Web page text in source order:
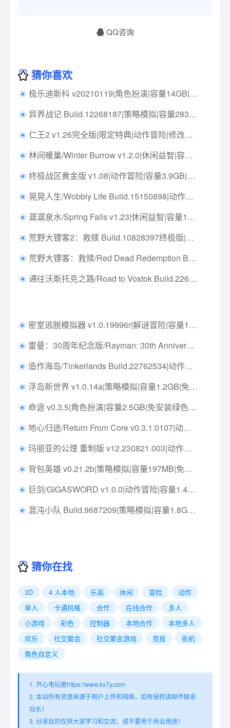
QQ咨询
猜你喜欢
极乐迪斯科 v20210119|角色扮演|容量14GB|中文免安装|支持键盘.鼠标
异界战记 Build.12268187|策略模拟|容量283MB|免安装绿色中文版|支持键盘.鼠标
仁王2 v1.26完全版|限定特典|动作冒险|修改器|容量76.6GB|中文免安装|支持键盘.鼠标.手柄
林间暖巢/Winter Burrow v1.2.0|休闲益智|容量1.6GB|免安装绿色中文版|支持键盘.鼠标.手柄
终极战区黄金版 v1.08|动作冒险|容量3.9GB|免安装绿色中文版|支持键盘.鼠标.手柄
晃晃人生/Wobbly Life Build.15150898|动作冒险|容量1.4GB|免安装绿色中文版|支持键盘.鼠标.手柄
潺潺泉水/Spring Falls v1.23|休闲益智|容量147MB|免安装绿色中文版|支持键盘.鼠标
荒野大镖客2：救赎 Build.10828397终极版|修改器|角色扮演|容量122.9GB|免安装绿色中文版|支持键盘.鼠标.手柄
荒野大镖客：救赎/Red Dead Redemption Build.16170925|动作冒险|容量9.6GB|免安装绿色中文版|支持键盘.鼠标.手柄
通往沃斯托克之路/Road to Vostok Build.22674175|射击动作|容量5.7GB|免安装绿色中文版|支持键盘.鼠标
密室逃脱模拟器 v1.0.19996r|解谜冒险|容量14.8GB|免安装绿色中文版|支持键盘.鼠标.手柄
雷曼：30周年纪念版/Rayman: 30th Anniversary Edition Build.21870098|动作冒险|容量3.7GB|免安装绿色中文版|支持键盘.鼠标.手柄
造作海岛/Tinkerlands Build.22762534|动作冒险|容量482MB|免安装绿色中文版|支持键盘.鼠标.手柄
浮岛新世界 v1.0.14a|策略模拟|容量1.2GB|免安装绿色中文版|支持键盘.鼠标
命途 v0.3.5|角色扮演|容量2.5GB|免安装绿色中文版|支持键盘.鼠标
地心归途/Return From Core v0.3.1.0107|动作冒险|容量1.1GB|免安装绿色中文版|支持键盘.鼠标
玛丽亚的公理 重制版 v12.230821.003|动作冒险|容量14.3GB|免安装绿色中文版|支持键盘.鼠标.手柄
背包英雄 v0.21.2b|策略模拟|容量197MB|免安装绿色中文版|支持键盘.鼠标
巨剑/GIGASWORD v1.0.0|动作冒险|容量1.4GB|免安装绿色中文版|支持键盘.鼠标.手柄
混沌小队 Build.9687209|策略模拟|容量1.8GB|免安装绿色中文版|支持键盘.鼠标
猜你在找
3D 4 人本地 乐高 休闲 冒险
动作
单人
卡通风格 合作 在线合作
多人
小游戏
彩色 控制器 本地合作
本地多人
欢乐
社交聚会 社交聚会游戏 竞技
街机
角色自定义
1. 开心电玩屋https://www.kx7y.com
2. 本站所有资源来源于用户上传和网络，如有侵权请邮件联系
站长！
3. 分享目的仅供大家学习和交流，请不要用于商业用途！